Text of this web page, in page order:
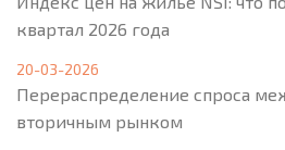
квартал 2026 года
20-03-2026
Перераспределение спроса
вторичным рынком